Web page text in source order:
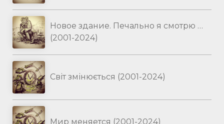
Новое здание. Печально я смотрю …
(2001-2024)
Світ змінюється (2001-2024)
Мир меняется (2001-2024)